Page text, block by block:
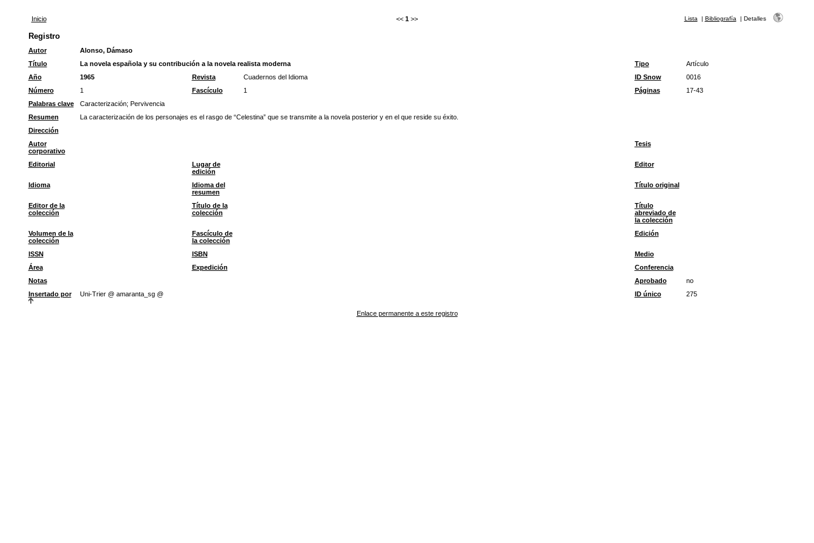
Inicio << 1 >> Lista | Bibliografía | Detalles
Registro
Autor
Alonso, Dámaso
Título
La novela española y su contribución a la novela realista moderna Tipo
Artículo
Año
1965 Revista Cuadernos del Idioma ID Snow
0016
Número
1 Fascículo 1 Páginas
17-43
Palabras clave
Caracterización; Pervivencia
Resumen
La caracterización de los personajes es el rasgo de “Celestina” que se transmite a la novela posterior y en el que reside su éxito.
Dirección
Autor
corporativo
Tesis
Editorial
Lugar de
edición
Editor
Idioma
Idioma del
resumen
Título original
Editor de la
colección
Título de la
colección
Título
abreviado de
la colección
Volumen de la
colección
Fascículo de
la colección
Edición
ISSN ISBN
Medio
Área
Expedición
Conferencia
Notas
Aprobado
no
Insertado por
Uni-Trier @ amaranta_sg @ ID único 275
Enlace permanente a este registro